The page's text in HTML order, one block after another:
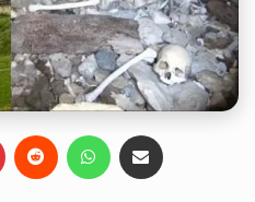
Pinterest
Reddit WhatsApp